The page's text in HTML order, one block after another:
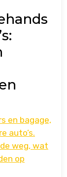
en bagage,
auto’s.
weg, wat
op